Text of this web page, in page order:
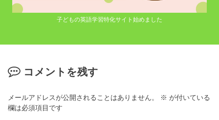
子どもの英語学習特化サイト始めました
コメントを残す
メールアドレスが公開されることはありません。 ※ が付いている
欄は必須項目です